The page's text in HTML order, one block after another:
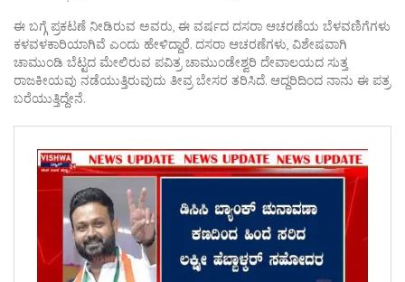
ಈ ಬಗ್ಗೆ ಪ್ರಕಟಣೆ ನೀಡಿರುವ ಅವರು, ಈ ವರ್ಷದ ದಸರಾ ಆಚರಣೆಯ ಬೆಳವಣಿಗೆಗಳು
ಕಳವಳಕಾರಿಯಾಗಿವೆ ಎಂದು ಹೇಳಿದ್ದಾರೆ. ದಸರಾ ಆಚರಣೆಗಳು, ವಿಶೇಷವಾಗಿ
ಚಾಮುಂಡಿ ಬೆಟ್ಟದ ಮೇಲಿರುವ ಪವಿತ್ರ ಚಾಮುಂಡೇಶ್ವರಿ ದೇವಾಲಯದ ಸುತ್ತ
ರಾಜಕೀಯವು ನಡೆಯುತ್ತಿರುವುದು ತೀವ್ರ ಬೇಸರ ತರಿಸಿದೆ. ಆದ್ದರಿದಿಂದ ನಾನು ಈ ಪತ್ರ
ಬರೆಯುತ್ತಿದ್ದೇನೆ.